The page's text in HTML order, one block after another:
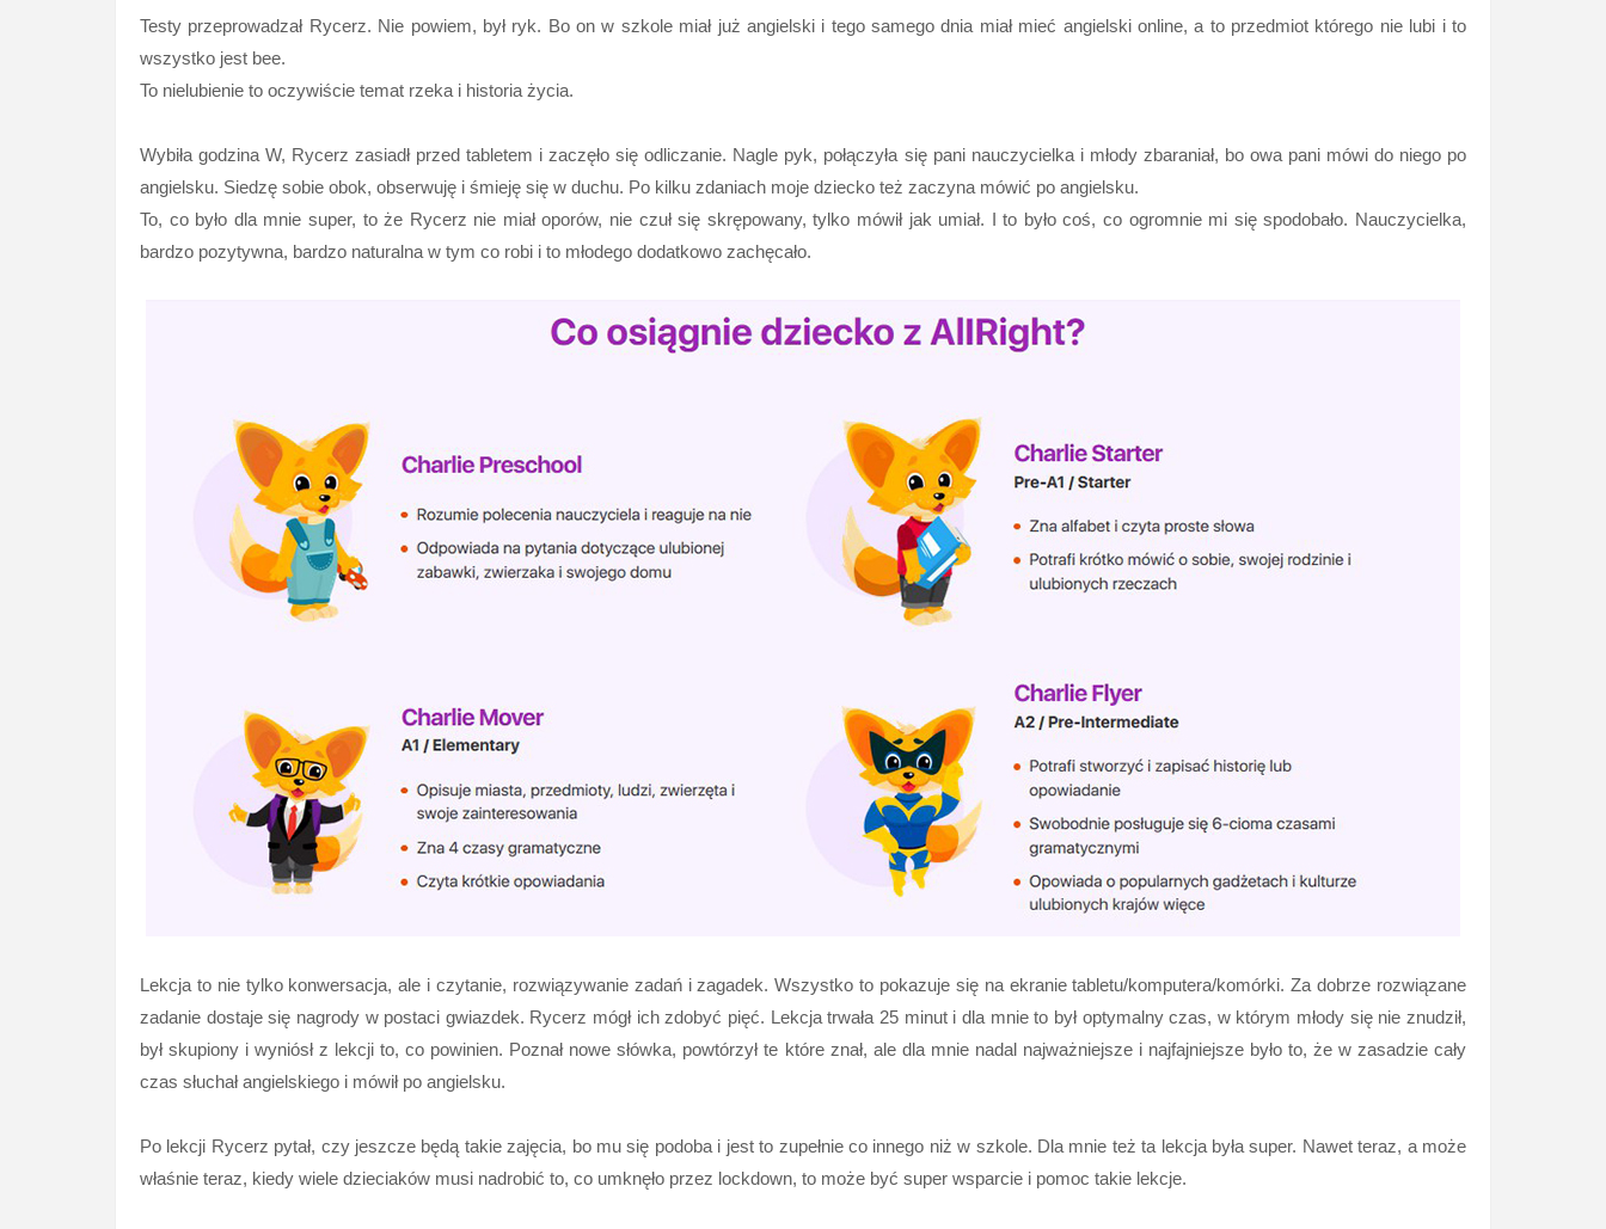
Testy przeprowadzał Rycerz. Nie powiem, był ryk. Bo on w szkole miał już angielski i tego samego dnia miał mieć angielski online, a to przedmiot którego nie lubi i to
wszystko jest bee.
To nielubienie to oczywiście temat rzeka i historia życia.
Wybiła godzina W, Rycerz zasiadł przed tabletem i zaczęło się odliczanie. Nagle pyk, połączyła się pani nauczycielka i młody zbaraniał, bo owa pani mówi do niego po
angielsku. Siedzę sobie obok, obserwuję i śmieję się w duchu. Po kilku zdaniach moje dziecko też zaczyna mówić po angielsku.
To, co było dla mnie super, to że Rycerz nie miał oporów, nie czuł się skrępowany, tylko mówił jak umiał. I to było coś, co ogromnie mi się spodobało. Nauczycielka,
bardzo pozytywna, bardzo naturalna w tym co robi i to młodego dodatkowo zachęcało.
Lekcja to nie tylko konwersacja, ale i czytanie, rozwiązywanie zadań i zagadek. Wszystko to pokazuje się na ekranie tabletu/komputera/komórki. Za dobrze rozwiązane
zadanie dostaje się nagrody w postaci gwiazdek. Rycerz mógł ich zdobyć pięć. Lekcja trwała 25 minut i dla mnie to był optymalny czas, w którym młody się nie znudził,
był skupiony i wyniósł z lekcji to, co powinien. Poznał nowe słówka, powtórzył te które znał, ale dla mnie nadal najważniejsze i najfajniejsze było to, że w zasadzie cały
czas słuchał angielskiego i mówił po angielsku.
Po lekcji Rycerz pytał, czy jeszcze będą takie zajęcia, bo mu się podoba i jest to zupełnie co innego niż w szkole. Dla mnie też ta lekcja była super. Nawet teraz, a może
właśnie teraz, kiedy wiele dzieciaków musi nadrobić to, co umknęło przez lockdown, to może być super wsparcie i pomoc takie lekcje.